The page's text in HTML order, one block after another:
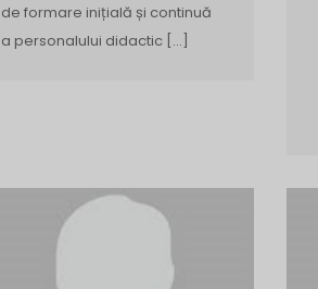
de formare inițială și continuă
a personalului didactic […]